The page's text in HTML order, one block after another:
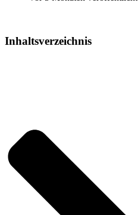
Inhaltsverzeichnis